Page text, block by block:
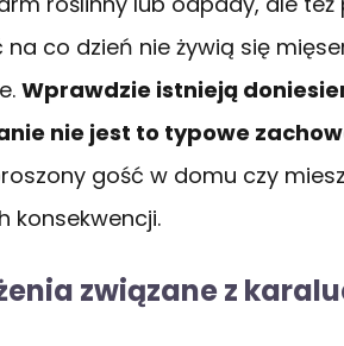
co dzień nie żywią się
Wprawdzie istnieją
nie jest to typowe
gość w domu czy
konsekwencji.
związane z